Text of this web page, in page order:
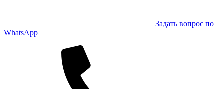
Задать вопрос по
WhatsApp